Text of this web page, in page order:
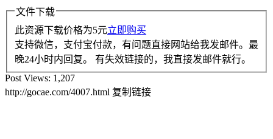
文件下载
此资源下载价格为5元立即购买
支持微信，支付宝付款，有问题直接网站给我发邮件。最
晚24小时内回复。 有失效链接的，我直接发邮件就行。
Post Views: 1,207
http://gocae.com/4007.html 复制链接